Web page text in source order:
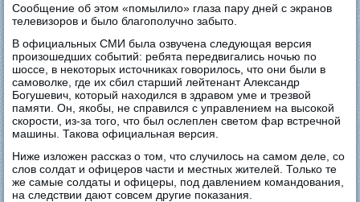
Сообщение об этом «помылило» глаза пару дней с экранов
телевизоров и было благополучно забыто.
В официальных СМИ была озвучена следующая версия
произошедших событий: ребята передвигались ночью по
шоссе, в некоторых источниках говорилось, что они были в
самоволке, где их сбил старший лейтенант Александр
Богушевич, который находился в здравом уме и трезвой
памяти. Он, якобы, не справился с управлением на высокой
скорости, из-за того, что был ослеплен светом фар встречной
машины. Такова официальная версия.
Ниже изложен рассказ о том, что случилось на самом деле, со
слов солдат и офицеров части и местных жителей. Только те
же самые солдаты и офицеры, под давлением командования,
на следствии дают совсем другие показания.